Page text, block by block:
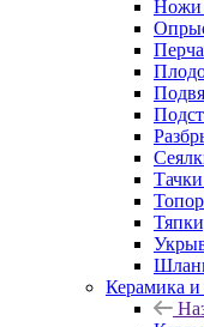
Ножи
Керамика и